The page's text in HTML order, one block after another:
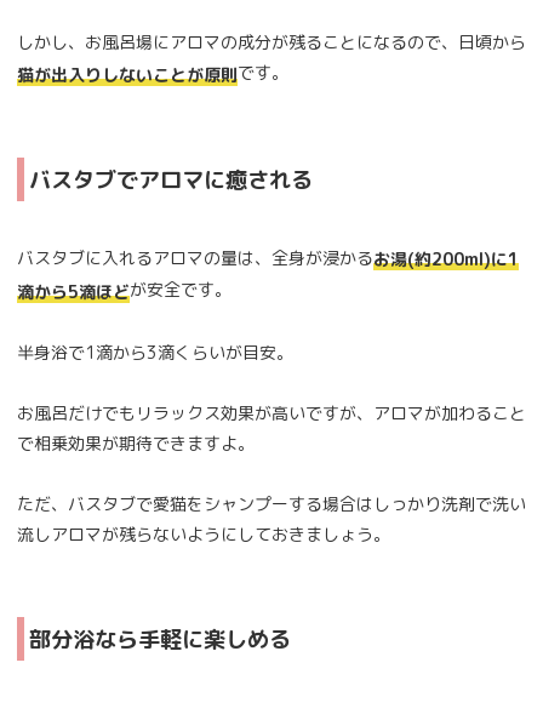
しかし、お風呂場にアロマの成分が残ることになるので、日頃から
猫が出入りしないことが原則です。
バスタブでアロマに癒される
バスタブに入れるアロマの量は、全身が浸かるお湯(約200ml)に1
滴から5滴ほどが安全です。
半身浴で1滴から3滴くらいが目安。
お風呂だけでもリラックス効果が高いですが、アロマが加わること
で相乗効果が期待できますよ。
ただ、バスタブで愛猫をシャンプーする場合はしっかり洗剤で洗い
流しアロマが残らないようにしておきましょう。
部分浴なら手軽に楽しめる